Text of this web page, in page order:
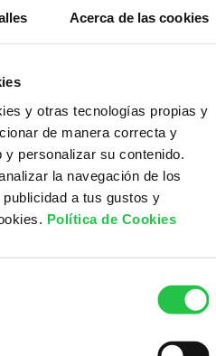
Acerca de las cookies
y otras tecnologías propias y
de manera correcta y
personalizar su contenido.
la navegación de los
a tus gustos y
Política de Cookies
Española
y Salud en el
de actuación para el
persona con cáncer’,
General de la
nace de la necesidad
apoyo a las empresas
personales y
de cáncer,
comprometidos y
ha contado con la